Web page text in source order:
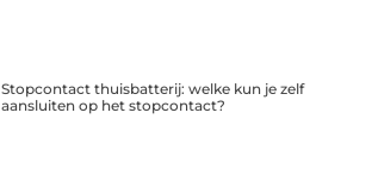
Stopcontact thuisbatterij: welke kun je zelf
aansluiten op het stopcontact?